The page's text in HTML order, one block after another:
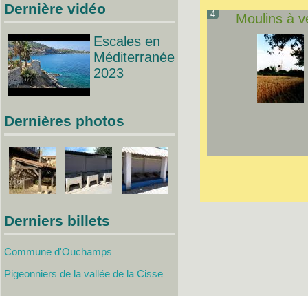
Moulins à
4
Dernière vidéo
Escales en
Méditerranée
2023
Dernières photos
Derniers billets
Commune d'Ouchamps
Pigeonniers de la vallée de la Cisse